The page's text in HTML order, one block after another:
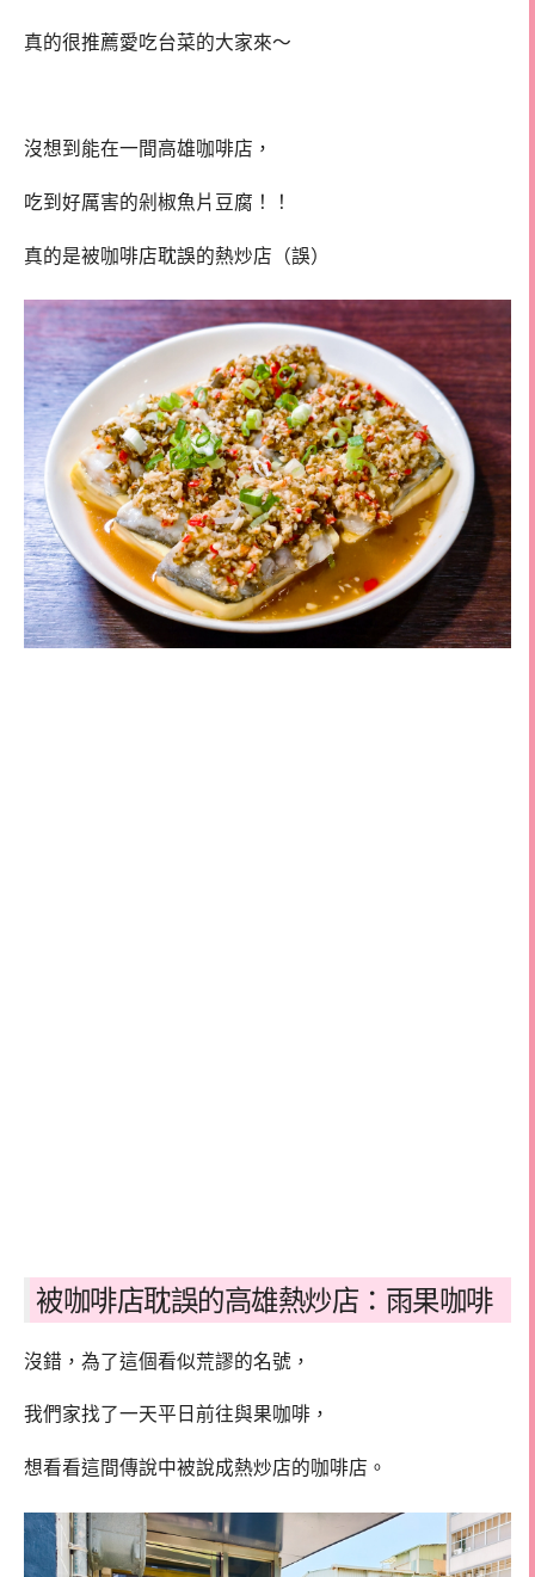
真的很推薦愛吃台菜的大家來～
沒想到能在一間高雄咖啡店，
吃到好厲害的剁椒魚片豆腐！！
真的是被咖啡店耽誤的熱炒店（誤）
被咖啡店耽誤的高雄熱炒店：雨果咖啡
沒錯，為了這個看似荒謬的名號，
我們家找了一天平日前往與果咖啡，
想看看這間傳說中被說成熱炒店的咖啡店。